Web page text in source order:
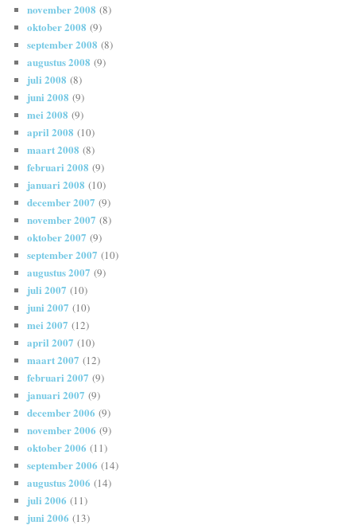
november 2008 (8)
oktober 2008 (9)
september 2008 (8)
augustus 2008 (9)
juli 2008 (8)
juni 2008 (9)
mei 2008 (9)
april 2008 (10)
maart 2008 (8)
februari 2008 (9)
januari 2008 (10)
december 2007 (9)
november 2007 (8)
oktober 2007 (9)
september 2007 (10)
augustus 2007 (9)
juli 2007 (10)
juni 2007 (10)
mei 2007 (12)
april 2007 (10)
maart 2007 (12)
februari 2007 (9)
januari 2007 (9)
december 2006 (9)
november 2006 (9)
oktober 2006 (11)
september 2006 (14)
augustus 2006 (14)
juli 2006 (11)
juni 2006 (13)